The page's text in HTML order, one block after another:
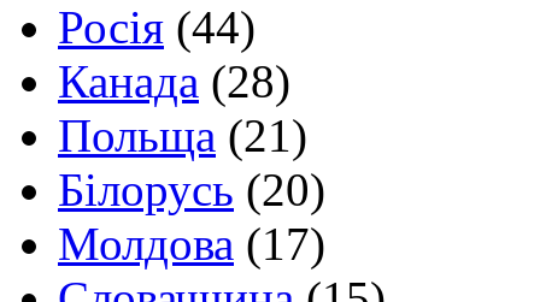
Росія (44)
Канада (28)
Польща (21)
Білорусь (20)
Молдова (17)